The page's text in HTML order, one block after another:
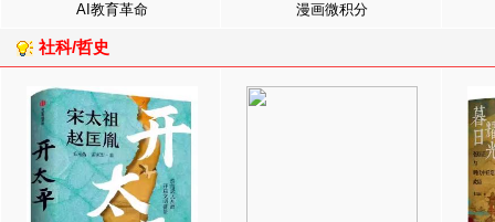
AI教育革命 漫画微积分
社科/哲史